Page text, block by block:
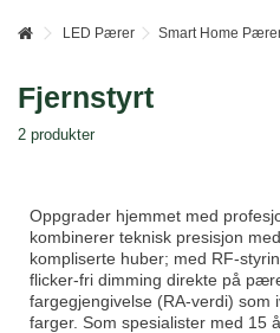
LED Pærer Smart Home
Fjernstyrt
2 produkter
Oppgrader hjemmet med
kombinerer teknisk presisjon
kompliserte huber; med RF-
flicker-fri dimming direkte på
fargegjengivelse (RA-verdi) som
farger. Som spesialister med 15